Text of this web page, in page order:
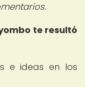
te resultó
e ideas en los